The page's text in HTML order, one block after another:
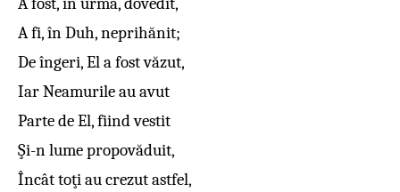
A fi, în Duh, neprihănit;
De îngeri, El a fost văzut,
Iar Neamurile au avut
Parte de El, fiind vestit
Şi-n lume propovăduit,
Încât toţi au crezut astfel,